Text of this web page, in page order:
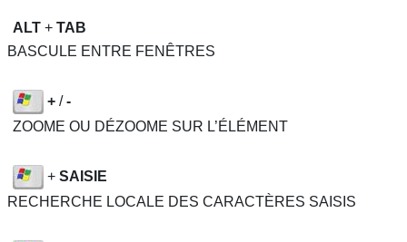
ALT + TAB
BASCULE ENTRE FENÊTRES
+/-
ZOOME OU DÉZOOME SUR L’ÉLÉMENT
+ SAISIE
RECHERCHE LOCALE DES CARACTÈRES SAISIS